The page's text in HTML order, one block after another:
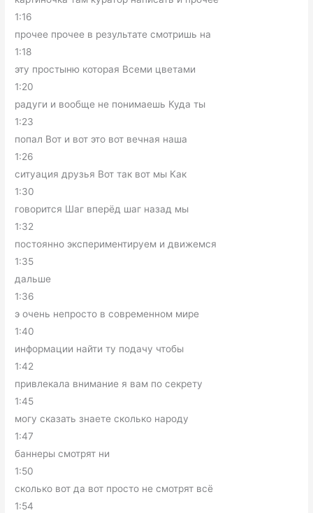
1:16
прочее прочее в результате смотришь на
1:18
эту простыню которая Всеми цветами
1:20
радуги и вообще не понимаешь Куда ты
1:23
попал Вот и вот это вот вечная наша
1:26
ситуация друзья Вот так вот мы Как
1:30
говорится Шаг вперёд шаг назад мы
1:32
постоянно экспериментируем и движемся
1:35
дальше
1:36
э очень непросто в современном мире
1:40
информации найти ту подачу чтобы
1:42
привлекала внимание я вам по секрету
1:45
могу сказать знаете сколько народу
1:47
баннеры смотрят ни
1:50
сколько вот да вот просто не смотрят всё
1:54